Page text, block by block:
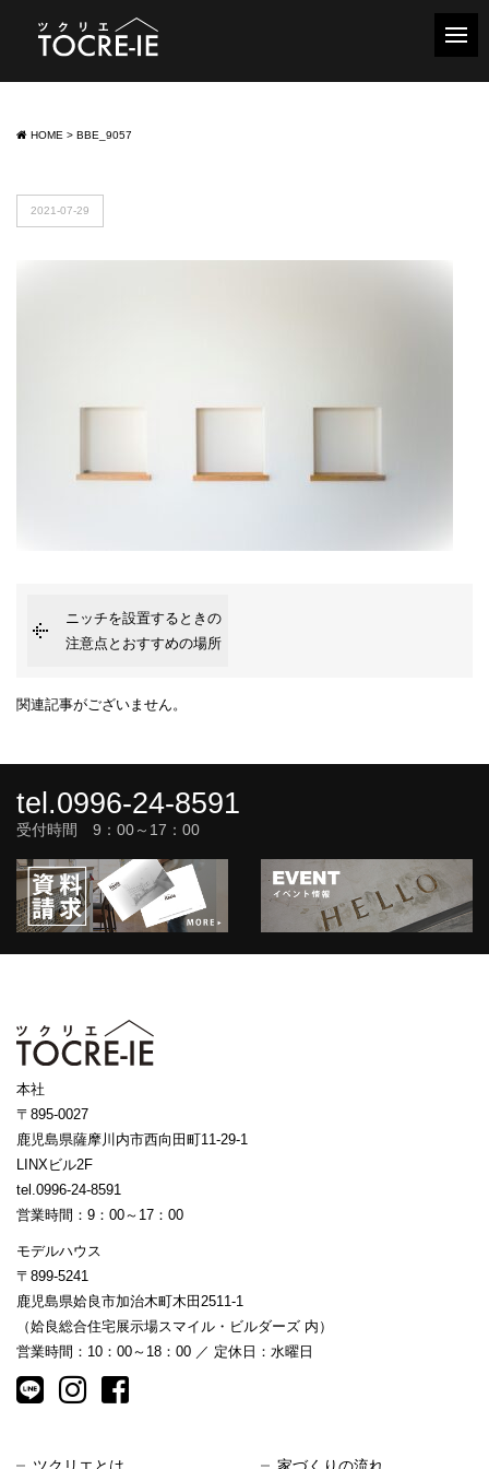
HOME > BBE_9057
2021-07-29
ニッチを設置するときの
注意点とおすすめの場所
関連記事がございません。
tel.0996-24-8591
受付時間 9：00～17：00
本社
〒895-0027
鹿児島県薩摩川内市西向田町11-29-1
LINXビル2F
tel.0996-24-8591
営業時間：9：00～17：00
モデルハウス
〒899-5241
鹿児島県姶良市加治木町木田2511-1
（姶良総合住宅展示場スマイル・ビルダーズ 内）
営業時間：10：00～18：00 ／ 定休日：水曜日
ツクリエとは 家づくりの流れ